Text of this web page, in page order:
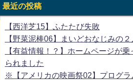
最近の投稿
【西洋芝15】ふたたび失敗
【野菜泥棒06】まいどおなじみの２
【有益情報！？】ホームページが乗
られました
※【アメリカの映画祭02】プログラ